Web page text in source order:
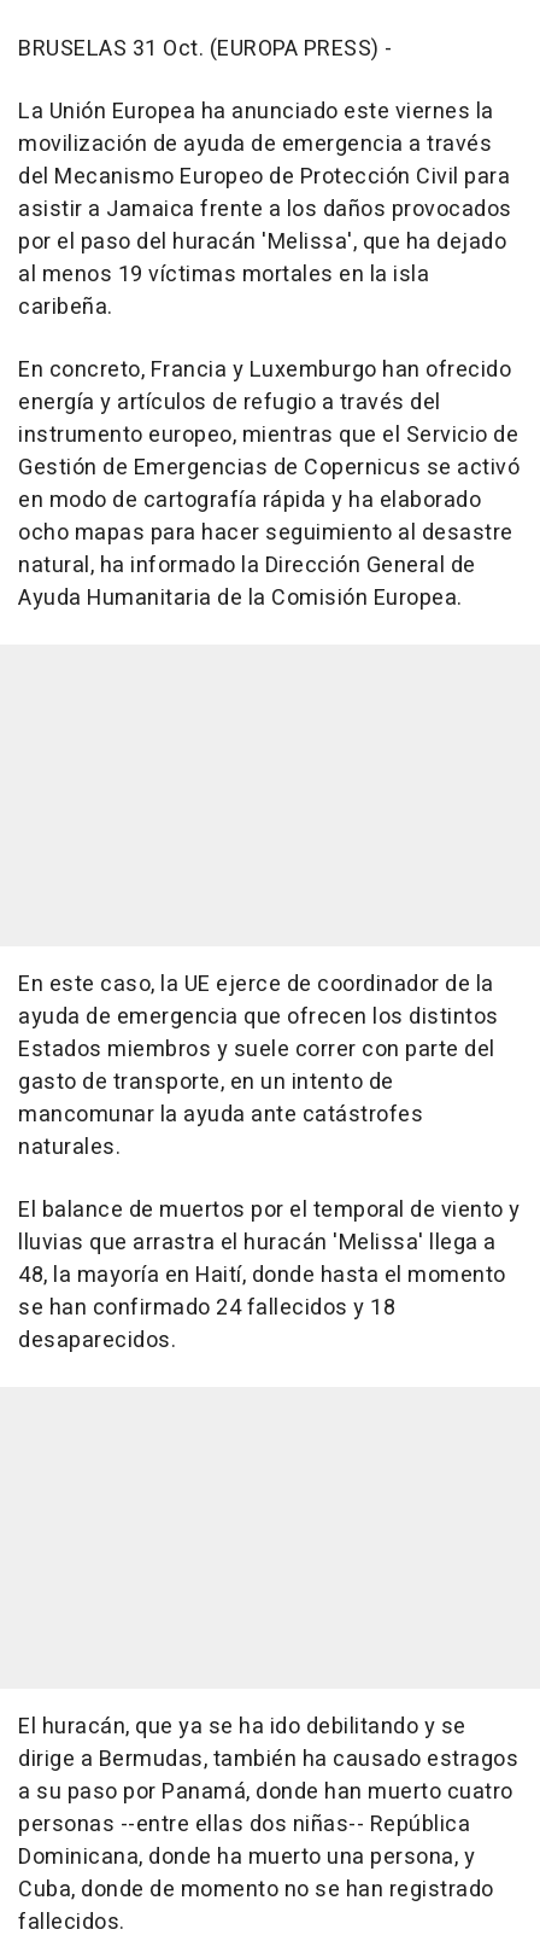
BRUSELAS 31 Oct. (EUROPA PRESS) -
La Unión Europea ha anunciado este viernes la
movilización de ayuda de emergencia a través
del Mecanismo Europeo de Protección Civil para
asistir a Jamaica frente a los daños provocados
por el paso del huracán 'Melissa', que ha dejado
al menos 19 víctimas mortales en la isla
caribeña.
En concreto, Francia y Luxemburgo han ofrecido
energía y artículos de refugio a través del
instrumento europeo, mientras que el Servicio de
Gestión de Emergencias de Copernicus se activó
en modo de cartografía rápida y ha elaborado
ocho mapas para hacer seguimiento al desastre
natural, ha informado la Dirección General de
Ayuda Humanitaria de la Comisión Europea.
En este caso, la UE ejerce de coordinador de la
ayuda de emergencia que ofrecen los distintos
Estados miembros y suele correr con parte del
gasto de transporte, en un intento de
mancomunar la ayuda ante catástrofes
naturales.
El balance de muertos por el temporal de viento y
lluvias que arrastra el huracán 'Melissa' llega a
48, la mayoría en Haití, donde hasta el momento
se han confirmado 24 fallecidos y 18
desaparecidos.
El huracán, que ya se ha ido debilitando y se
dirige a Bermudas, también ha causado estragos
a su paso por Panamá, donde han muerto cuatro
personas --entre ellas dos niñas-- República
Dominicana, donde ha muerto una persona, y
Cuba, donde de momento no se han registrado
fallecidos.